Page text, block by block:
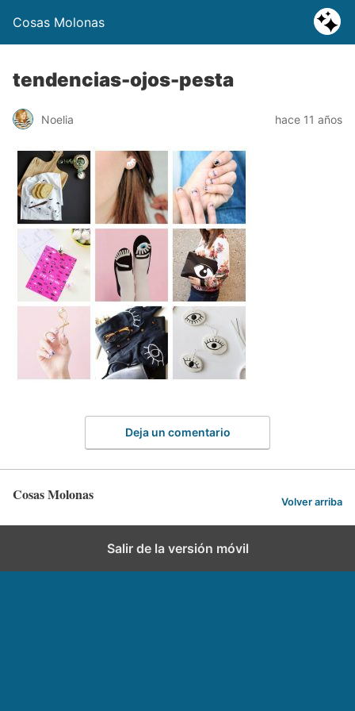
Cosas Molonas
tendencias-ojos-pesta
Noelia hace 11 años
Deja un comentario
Cosas Molonas Volver arriba
Salir de la versión móvil